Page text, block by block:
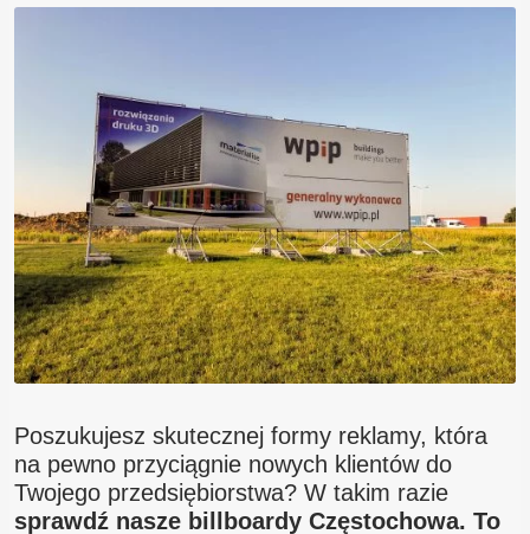
Kontakt
Poszukujesz skutecznej formy reklamy, która
na pewno przyciągnie nowych klientów do
Twojego przedsiębiorstwa? W takim razie
sprawdź nasze billboardy Częstochowa. To